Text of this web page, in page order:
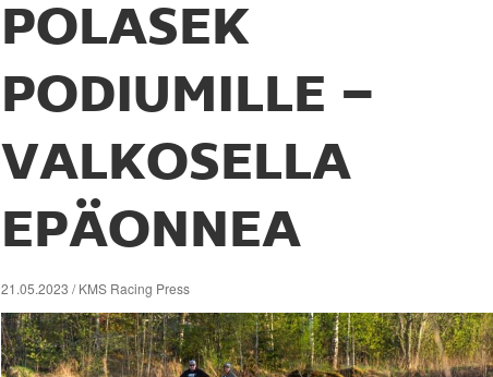
POLASEK
PODIUMILLE –
VALKOSELLA
EPÄONNEA
21.05.2023 / KMS Racing Press